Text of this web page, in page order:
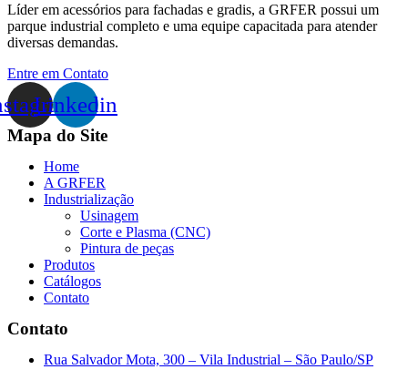
Líder em acessórios para fachadas e gradis, a GRFER possui um
parque industrial completo e uma equipe capacitada para atender
diversas demandas.
Entre em Contato
Linkedin
Mapa do Site
Home
A GRFER
Industrialização
Usinagem
Corte e Plasma (CNC)
Pintura de peças
Produtos
Catálogos
Contato
Contato
Rua Salvador Mota, 300 – Vila Industrial – São Paulo/SP